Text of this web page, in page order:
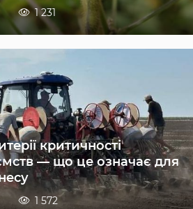
1 231
критичності
— що це означає для
1 572